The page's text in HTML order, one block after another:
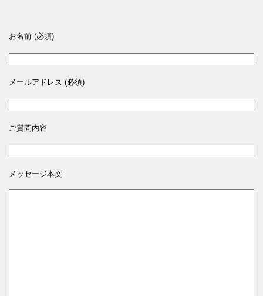
お名前 (必須)
メールアドレス (必須)
ご質問内容
メッセージ本文